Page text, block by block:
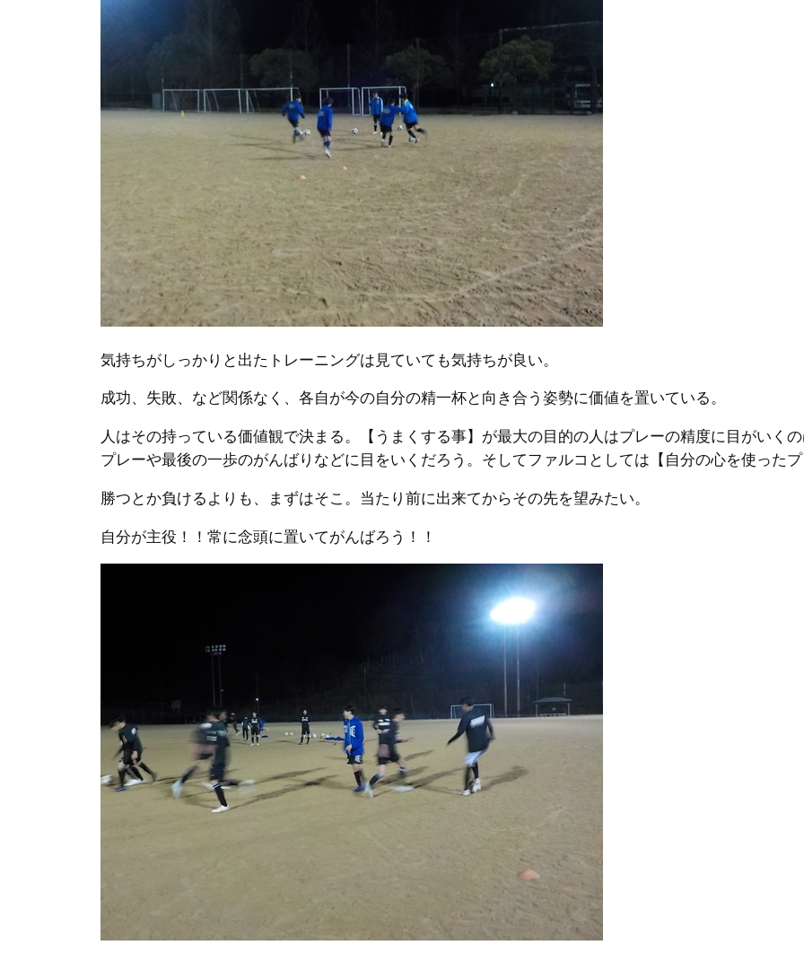
気持ちがしっかりと出たトレーニングは見ていても気持ちが良い。
成功、失敗、など関係なく、各自が今の自分の精一杯と向き合う姿勢に価値を置いている。
人はその持っている価値観で決まる。【うまくする事】が最大の目的の人はプレーの精度に目がいく
プレーや最後の一歩のがんばりなどに目をいくだろう。そしてファルコとしては【自分の心を使ったプ
勝つとか負けるよりも、まずはそこ。当たり前に出来てからその先を望みたい。
自分が主役！！常に念頭に置いてがんばろう！！